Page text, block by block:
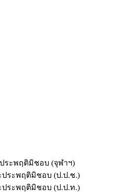
ระพฤติมิชอบ (จุฬาฯ)
ประพฤติมิชอบ (ป.ป.ช.)
ประพฤติมิชอบ (ป.ป.ท.)